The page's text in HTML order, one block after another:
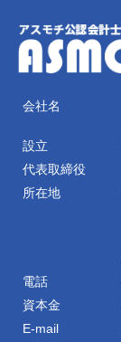
会社名
設立
代表取締役
所在地
電話
資本金
E-mail